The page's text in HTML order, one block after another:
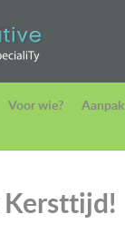
Voor wie? Aanpak